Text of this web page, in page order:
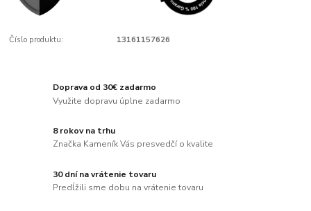
Číslo produktu: 13161157626
Doprava od 30€ zadarmo
Využite dopravu úplne zadarmo
8 rokov na trhu
Značka Kameník Vás presvedčí o kvalite
30 dní na vrátenie tovaru
Predĺžili sme dobu na vrátenie tovaru